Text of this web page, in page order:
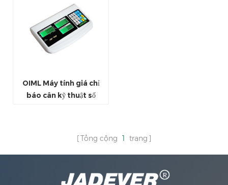
OIML Máy tính giá chỉ
báo cân kỹ thuật số
Tổng cộng 1 trang